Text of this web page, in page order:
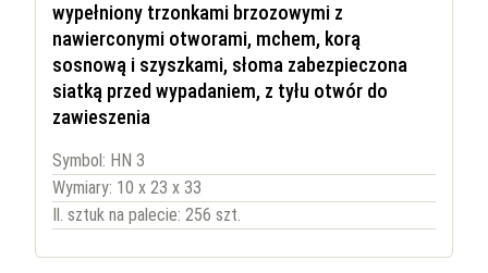
wypełniony trzonkami brzozowymi z
nawierconymi otworami, mchem, korą
sosnową i szyszkami, słoma zabezpieczona
siatką przed wypadaniem, z tyłu otwór do
zawieszenia
Symbol: HN 3
Wymiary: 10 x 23 x 33
Il. sztuk na palecie: 256 szt.